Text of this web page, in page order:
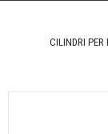
CILINDRI PER